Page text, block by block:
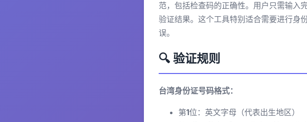
范，包括检查码的正确性。用户只需输入
验证结果。这个工具特别适合需要进行身
误。
🔍 验证规则
台湾身份证号码格式：
第1位：英文字母（代表出生地区）